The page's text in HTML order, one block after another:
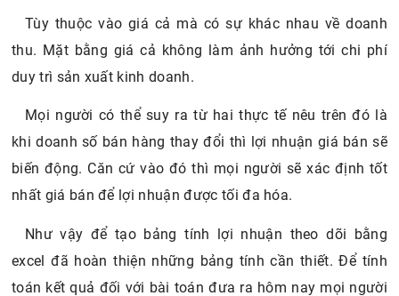
Tùy thuộc vào giá cả mà có sự khác nhau về doanh
thu. Mặt bằng giá cả không làm ảnh hưởng tới chi phí
duy trì sản xuất kinh doanh.
Mọi người có thể suy ra từ hai thực tế nêu trên đó là
khi doanh số bán hàng thay đổi thì lợi nhuận giá bán sẽ
biến động. Căn cứ vào đó thì mọi người sẽ xác định tốt
nhất giá bán để lợi nhuận được tối đa hóa.
Như vậy để tạo bảng tính lợi nhuận theo dõi bằng
excel đã hoàn thiện những bảng tính cần thiết. Để tính
toán kết quả đối với bài toán đưa ra hôm nay mọi người